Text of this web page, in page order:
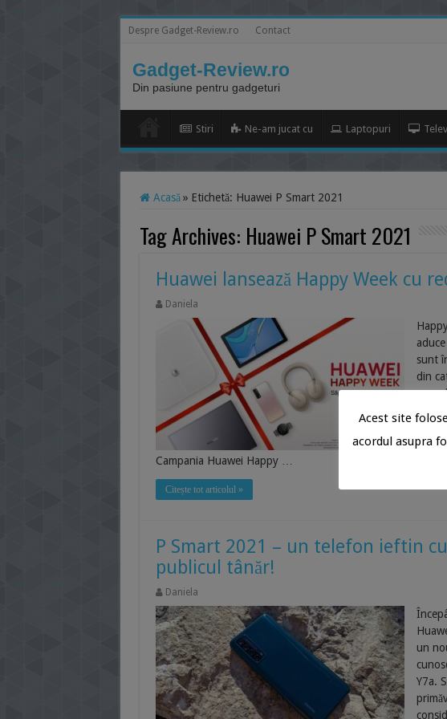
Despre Gadget-Review.ro Contact
Gadget-Review.ro
Din pasiune pentru gadgeturi
Stiri Ne-am jucat cu Laptopuri
Acasă » Etichetă: Huawei P Smart 2021
Tag Archives: Huawei P Smart 2021
Huawei lansează Happy Week cu
Daniela
sunt
din
lună,
se va
Campania Huawei Happy …
Citește tot articolul »
P Smart 2021 – un telefon ieftin
publicul tânăr!
Daniela
un
Y7a.
Acest site
acordul asupra